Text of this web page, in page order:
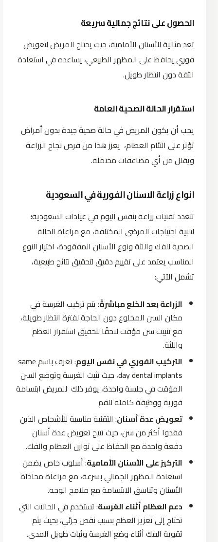
الحصول على نتائج جمالية سريعة
تعد مثالية للأسنان الأمامية، حيث يحتاج المريض لتعويض
فوري يحافظ على المظهر الطبيعي، يساعده في استعادة
الثقة دون انتظار طويل.
استقرار الحالة الصحية العامة
يجب أن يكون المريض في حالة صحية جيدة بدون أمراض
تؤثر على التئام العظام، يعزز هذا من فرص نجاح الزراعة
ويقلل من أي مضاعفات محتملة.
انواع زراعة الاسنان الفورية في السعودية
تتعدد تقنيات زراعة بنفس اليوم في عيادات السعودية؛
لتلبية احتياجات المرضى المختلفة، مع مراعاة الحالة
الصحية للفك واللثة ونوع الأسنان المفقودة، اختيار النوع
المناسب يعتمد على تقييم دقيق لتحقيق نتائج طبيعية،
تشمل الآتي:
الزراعة بعد الخلع مباشرةً: يتم تركيب الغرسة في
مكان السن المخلوع دون الحاجة لفترة انتظار طويلة،
مع تثبيت سن مؤقت لاحقًا لتحقيق استقرار العظم
واللثة.
التركيب الفوري في نفس اليوم
: تعرف باسم same
day dental implants، حيث تثبت الغرسة وتوضع السن
المؤقت في جلسة واحدة، يوفر ذلك للمريض ابتسامة
فورية ووظيفة كاملة للفم
تعويض عدة أسنان: التقنية مناسبة للأشخاص الذين
فقدوا أكثر من سن، حيث تتيح تعويض عدة أسنان
دفعة واحدة مع الحفاظ على توازن العظام والفك.
التركيز على الأسنان الأمامية: أسلوب خاص يضمن
استعادة المظهر الجمالي بسرعة، مع مراعاة محاذاة
الأسنان وتناسق الابتسامة مع ملامح الوجه.
دعم العظام أثناء الغرسة: تستخدم في الحالات التي
تحتاج إلى تعزيز العظم بسبب نقص جزئي، بحيث يتم
تقوية الفك أثناء وضع الغرسة وثبات طويل المدى.